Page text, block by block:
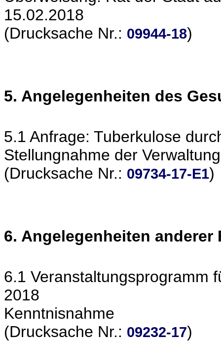
15.02.2018
(Drucksache Nr.: 09944-18)
5. Angelegenheiten des
5.1 Anfrage: Tuberkulose
Stellungnahme der Verwaltung
(Drucksache Nr.: 09734-17-E1)
6. Angelegenheiten anderer
6.1 Veranstaltungsprogramm
2018
Kenntnisnahme
(Drucksache Nr.: 09232-17)